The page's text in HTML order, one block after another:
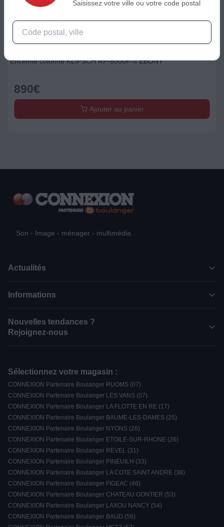
Enceinte colonne KLIPSCH RP-8000F-II EBONY
890€
Ajouter au panier
Son - Image - ménager - multimédia
Actualités
Informations
Nouvelles tendances ?
Rejoignez-nous
Sélectionnez votre magasin :
CONNEXION Partenaire Boulanger RUOMS (07)
CONNEXION Partenaire Boulanger LES VANS (07)
CONNEXION Partenaire Boulanger LA FLOTTE EN RE (17)
CONNEXION Partenaire Boulanger BAUME-LES-DAMES (25)
CONNEXION Partenaire Boulanger NYONS (26)
CONNEXION Partenaire Boulanger ETOILE-SUR-RHONE (26)
CONNEXION Partenaire Boulanger REVEL (31)
CONNEXION Partenaire Boulanger PINEUILH (33)
CONNEXION Partenaire Boulanger LA COTE SAINT ANDRE (38)
CONNEXION Partenaire Boulanger FIGEAC (46)
CONNEXION Partenaire Boulanger CHATEAU GONTIER (53)
CONNEXION Partenaire Boulanger LAXOU NANCY (54)
CONNEXION Partenaire Boulanger BAUD (56)
Saisissez votre ville ou votre code postal